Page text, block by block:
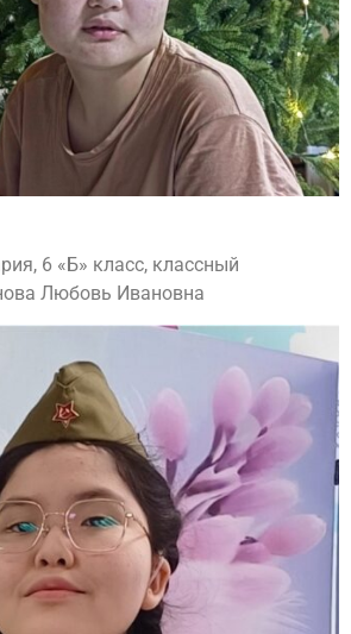
6 «Б» класс, классный
Любовь Ивановна